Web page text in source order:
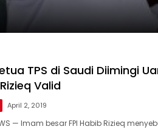
TPS di Saudi Diimingi
Valid
April 2, 2019
— Imam besar FPI Habib Rizieq